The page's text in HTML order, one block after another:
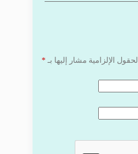
الحقول الإلزامية مشار إليها بـ *